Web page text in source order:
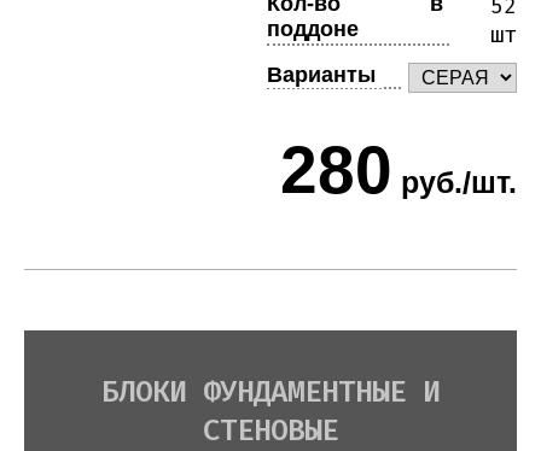
поддоне
52
шт
Варианты
280 руб./шт.
БЛОКИ ФУНДАМЕНТНЫЕ И
СТЕНОВЫЕ